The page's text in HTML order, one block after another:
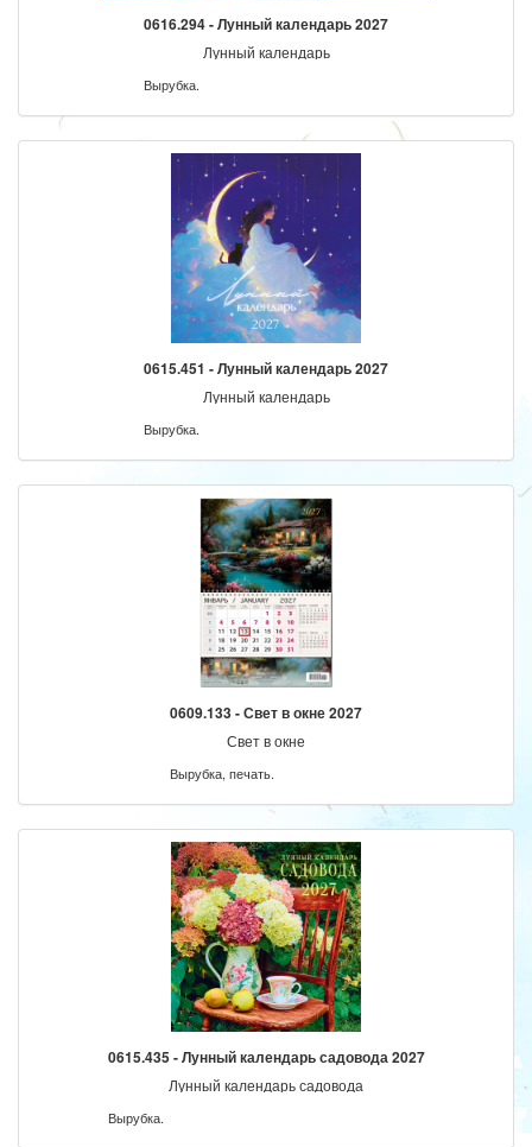
0616.294 - Лунный календарь 2027
Лунный календарь
Вырубка.
0615.451 - Лунный календарь 2027
Лунный календарь
Вырубка.
0609.133 - Свет в окне 2027
Свет в окне
Вырубка, печать.
0615.435 - Лунный календарь садовода 2027
Лунный календарь садовода
Вырубка.